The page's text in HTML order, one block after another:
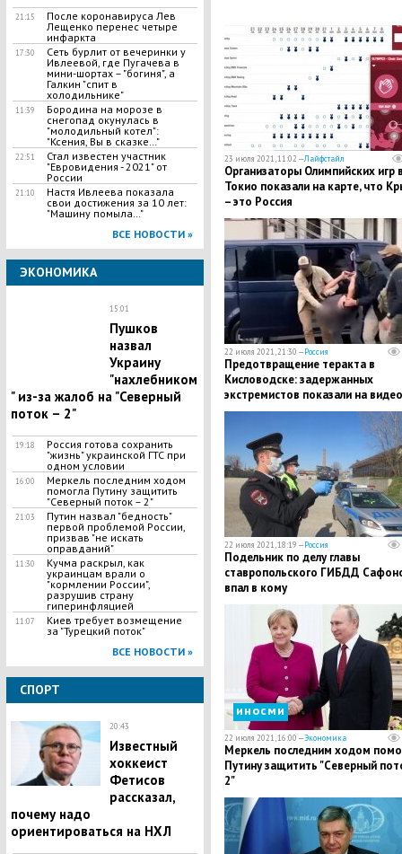
21:15
После коронавируса Лев
Лещенко перенес четыре
инфаркта
17:30
Сеть бурлит от вечеринки у
Ивлеевой, где Пугачева в
мини-шортах – "богиня", а
Галкин "спит в
холодильнике"
11:39
Бородина на морозе в
снегопад окунулась в
"молодильный котел":
"Ксения, Вы в сказке…"
22:51
Стал известен участник
"Евровидения - 2021" от
России
21:10
Настя Ивлеева показала
свои достижения за 10 лет:
"Машину помыла…"
ВСЕ НОВОСТИ »
ЭКОНОМИКА
15:01
Пушков
назвал
Украину
"нахлебником
" из-за жалоб на "Северный
поток – 2"
19:18
Россия готова сохранить
"жизнь" украинской ГТС при
одном условии
16:00
Меркель последним ходом
помогла Путину защитить
"Северный поток – 2"
21:03
Путин назвал "бедность"
первой проблемой России,
призвав "не искать
оправданий"
11:30
Кучма раскрыл, как
украинцам врали о
"кормлении России",
разрушив страну
гиперинфляцией
11:07
Киев требует возмещение
за "Турецкий поток"
ВСЕ НОВОСТИ »
СПОРТ
20:43
Известный
хоккеист
Фетисов
рассказал,
почему надо
ориентироваться на НХЛ
23 июля 2021, 11:02 —Лайфстайл
Организаторы Олимпийских игр
Токио показали на карте, что
– это Россия
22 июля 2021, 21:30 —Россия
Предотвращение теракта в
Кисловодске: задержанных
экстремистов показали на видео
22 июля 2021, 18:19 —Россия
Подельник по делу главы
ставропольского ГИБДД
впал в кому
иносми
22 июля 2021, 16:00 —Экономика
Меркель последним ходом
Путину защитить "Северный
2"